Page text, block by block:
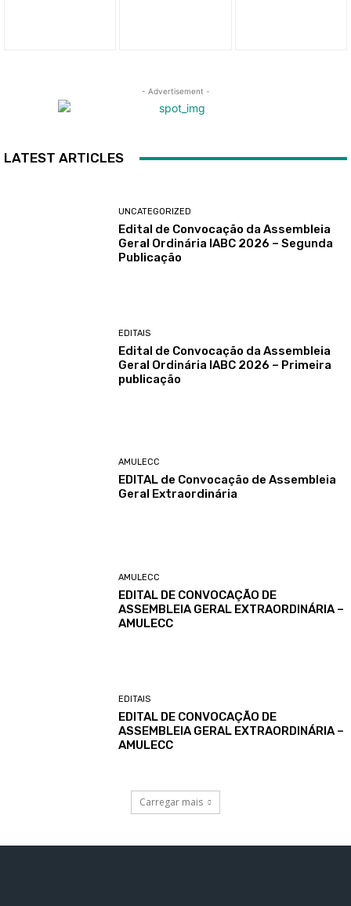
- Advertisement -
LATEST ARTICLES
UNCATEGORIZED
Edital de Convocação da Assembleia
Geral Ordinária IABC 2026 – Segunda
Publicação
EDITAIS
Edital de Convocação da Assembleia
Geral Ordinária IABC 2026 – Primeira
publicação
AMULECC
EDITAL de Convocação de Assembleia
Geral Extraordinária
AMULECC
EDITAL DE CONVOCAÇÃO DE
ASSEMBLEIA GERAL EXTRAORDINÁRIA –
AMULECC
EDITAIS
EDITAL DE CONVOCAÇÃO DE
ASSEMBLEIA GERAL EXTRAORDINÁRIA –
AMULECC
Carregar mais